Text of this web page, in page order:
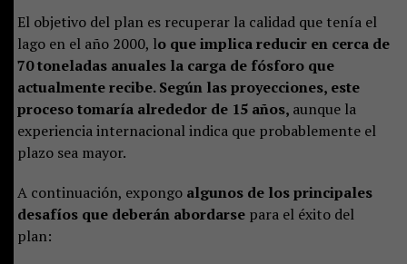
El objetivo del plan es recuperar la calidad que tenía el
lago en el año 2000, lo que implica reducir en cerca de
70 toneladas anuales la carga de fósforo que
actualmente recibe. Según las proyecciones, este
proceso tomaría alrededor de 15 años, aunque la
experiencia internacional indica que probablemente el
plazo sea mayor.
A continuación, expongo algunos de los principales
desafíos que deberán abordarsepara el éxito del
plan: